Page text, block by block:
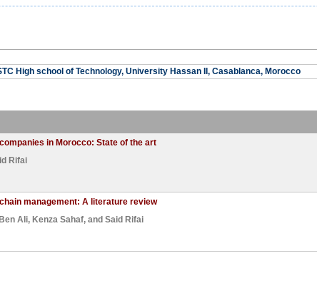
High school of Technology, University Hassan II, Casablanca, Morocco
in Morocco: State of the art
Rifai
management: A literature review
Ali, Kenza Sahaf, and Said Rifai